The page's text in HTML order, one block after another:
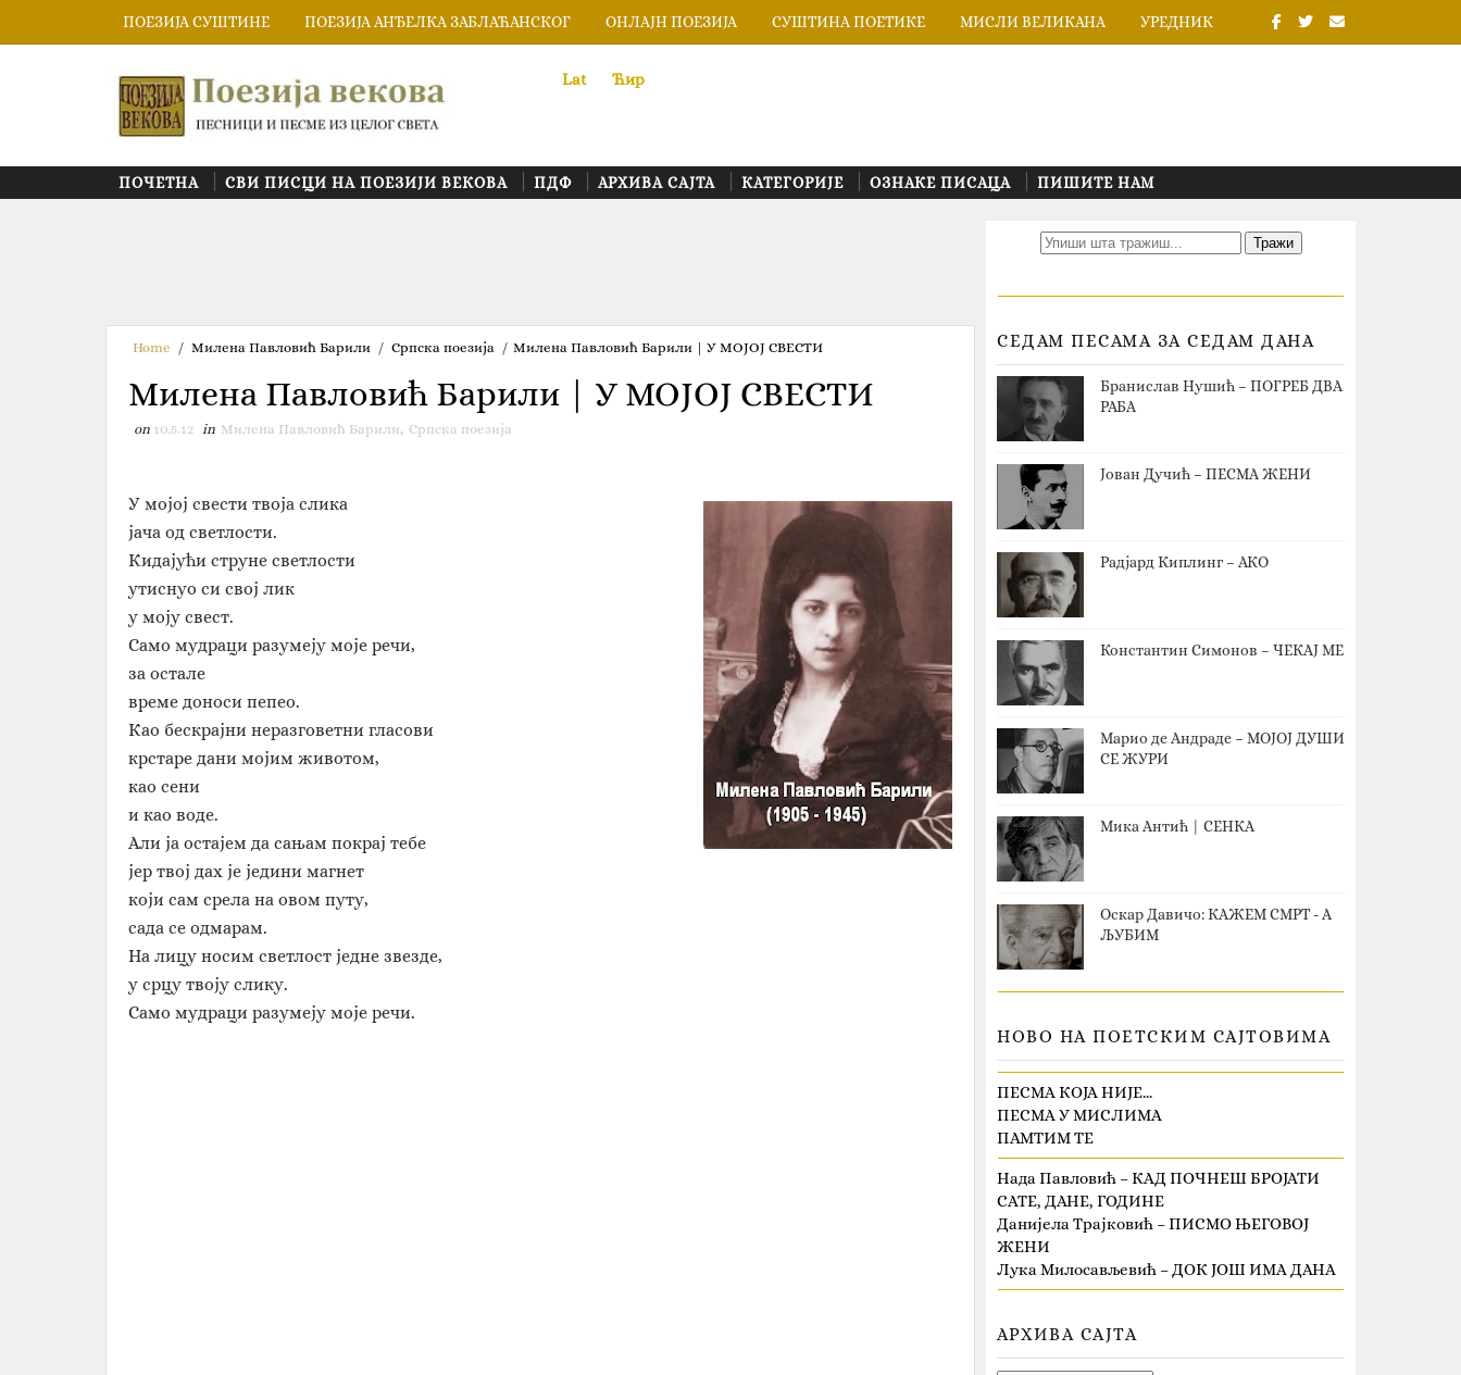
ПОЕЗИЈА СУШТИНЕ ПОЕЗИЈА АНЂЕЛКА ЗАБЛАЋАНСКОГ ОНЛАЈН ПОЕЗИЈА СУШТИНА ПОЕТИКЕ МИСЛИ ВЕЛИКАНА УРЕДНИК
Lat Ћир
ПОЧЕТНА СВИ ПИСЦИ НА ПОЕЗИЈИ ВЕКОВА ПДФ АРХИВА САЈТА КАТЕГОРИЈЕ ОЗНАКЕ ПИСАЦА ПИШИТЕ НАМ
Home / Милена Павловић Барили / Српска поезија / Милена Павловић Барили | У МОЈОЈ СВЕСТИ
Милена Павловић Барили | У МОЈОЈ СВЕСТИ
on 10.5.12 in Милена Павловић Барили, Српска поезија
У мојој свести твоја слика
јача од светлости.
Кидајући струне светлости
утиснуо си свој лик
у моју свест.
Само мудраци разумеју моје речи,
за остале
време доноси пепео.
Као бескрајни неразговетни гласови
крстаре дани мојим животом,
као сени
и као воде.
Али ја остајем да сањам покрај тебе
јер твој дах је једини магнет
који сам срела на овом путу,
сада се одмарам.
На лицу носим светлост једне звезде,
у срцу твоју слику.
Само мудраци разумеју моје речи.
СЕДАМ ПЕСАМА ЗА СЕДАМ ДАНА
Бранислав Нушић – ПОГРЕБ ДВА
РАБА
Јован Дучић – ПЕСМА ЖЕНИ
Радјард Киплинг – АКО
Константин Симонов – ЧЕКАЈ МЕ
Марио де Андраде – МОЈОЈ ДУШИ
СЕ ЖУРИ
Мика Антић | СЕНКА
Оскар Давичо‎: КАЖЕМ СМРТ - А
ЉУБИМ
НОВО НА ПОЕТСКИМ САЈТОВИМА
ПЕСМА КОЈА НИЈЕ…
ПЕСМА У МИСЛИМА
ПАМТИМ ТЕ
Нада Павловић – КАД ПОЧНЕШ БРОЈАТИ
САТЕ, ДАНЕ, ГОДИНЕ
Данијела Трајковић – ПИСМО ЊЕГОВОЈ
ЖЕНИ
Лука Милосављевић – ДОК ЈОШ ИМА ДАНА
АРХИВА САЈТА